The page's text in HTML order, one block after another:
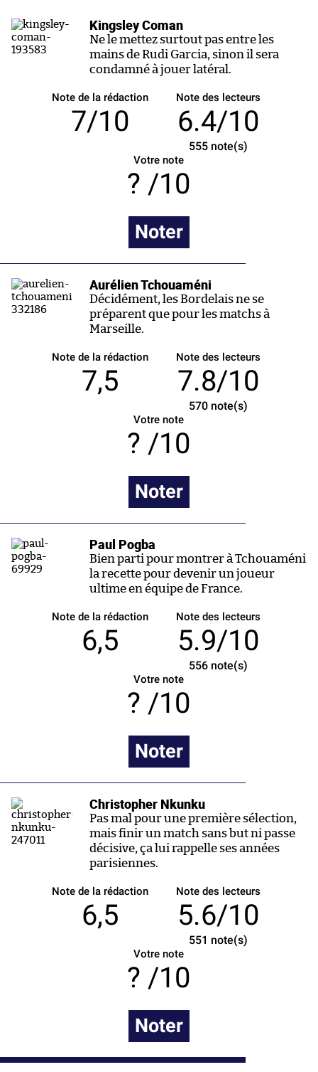
Kingsley Coman
Ne le mettez surtout pas entre les
mains de Rudi Garcia, sinon il sera
condamné à jouer latéral.
Note de la rédaction
7/10
Note des lecteurs
6.4/10
555note(s)
Votre note
/10
Noter
Aurélien Tchouaméni
Décidément, les Bordelais ne se
préparent que pour les matchs à
Marseille.
Note de la rédaction
7,5
Note des lecteurs
7.8/10
570note(s)
Votre note
/10
Noter
Paul Pogba
Bien parti pour montrer à Tchouaméni
la recette pour devenir un joueur
ultime en équipe de France.
Note de la rédaction
6,5
Note des lecteurs
5.9/10
556note(s)
Votre note
/10
Noter
Christopher Nkunku
Pas mal pour une première sélection,
mais finir un match sans but ni passe
décisive, ça lui rappelle ses années
parisiennes.
Note de la rédaction
6,5
Note des lecteurs
5.6/10
551 note(s)
Votre note
/10
Noter